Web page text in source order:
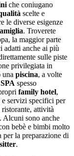
che coniugano
scelte e
le diverse esigenze
. Troverete
la maggior parte
adatti anche ai più
sulle piste
privilegiata in
una piscina, a volte
SPA spesso
family hotel,
servizi specifici per
attività
. Alcuni sono anche
bebè e bimbi molto
la preparazione di
.